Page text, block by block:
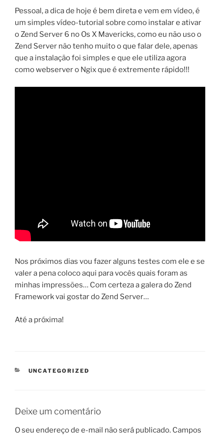
Pessoal, a dica de hoje é bem direta e vem em vídeo, é
um simples vídeo-tutorial sobre como instalar e ativar
o Zend Server 6 no Os X Mavericks, como eu não uso o
Zend Server não tenho muito o que falar dele, apenas
que a instalação foi simples e que ele utiliza agora
como webserver o Ngix que é extremente rápido!!!
Nos próximos dias vou fazer alguns testes com ele e se
valer a pena coloco aqui para vocês quais foram as
minhas impressões… Com certeza a galera do Zend
Framework vai gostar do Zend Server…
Até a próxima!
CATEGORIAS
UNCATEGORIZED
Deixe um comentário
O seu endereço de e-mail não será publicado. Campos